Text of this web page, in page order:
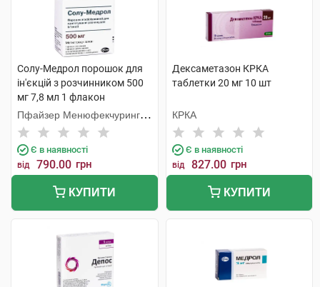
Солу-Медрол порошок для
ін'єкцій з розчинником 500
мг 7,8 мл 1 флакон
Пфайзер Менюфекчуринг
Бельгія
Є в наявності
від 790.00 грн
КУПИТИ
Дексаметазон КРКА
таблетки 20 мг 10 шт
КРКА
Є в наявності
від 827.00 грн
КУПИТИ